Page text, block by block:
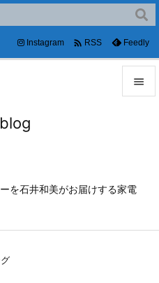
を石井和美がお届けする家電


前へ
次へ
Instagram  RSS Feedly